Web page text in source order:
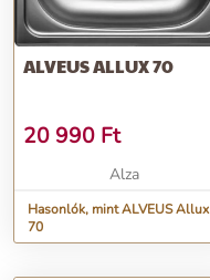
ALVEUS ALLUX 70
20 990 Ft
Alza
Hasonlók, mint ALVEUS Allux
70